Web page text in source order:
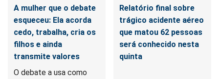
A mulher que o debate
esqueceu: Ela acorda
cedo, trabalha, cria os
filhos e ainda
transmite valores
O debate a usa como
Relatório final sobre
trágico acidente aéreo
que matou 62 pessoas
será conhecido nesta
quinta